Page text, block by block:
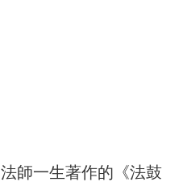
師一生著作的《法鼓